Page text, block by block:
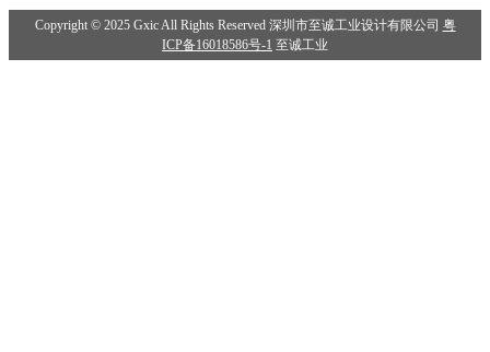
Copyright © 2025 Gxic All Rights Reserved 深圳市至诚工业设计有限公司 粤
ICP备16018586号-1 至诚工业